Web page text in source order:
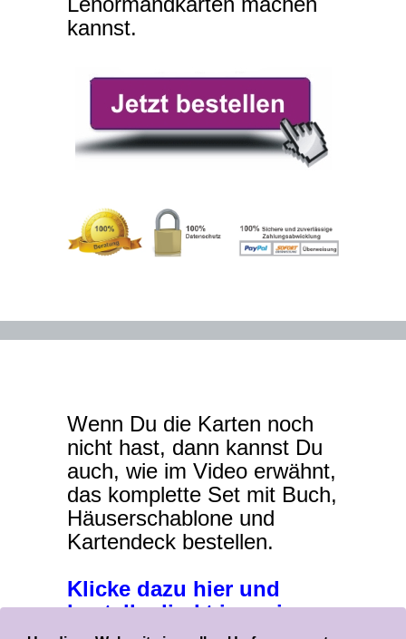
kannst.
Wenn Du die Karten noch
nicht hast, dann kannst Du
auch, wie im Video erwähnt,
das komplette Set mit Buch,
Häuserschablone und
Kartendeck bestellen.
Klicke dazu hier und
bestelle direkt in meinem